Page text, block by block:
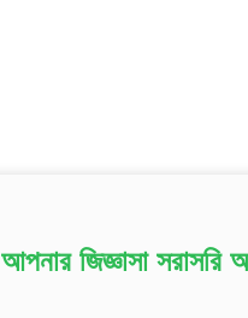
আপনার জিজ্ঞাসা সরাসরি